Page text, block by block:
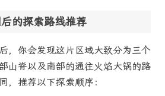
的探索路线推荐
，你会发现这片区域大致分为三个
山脊以及南部的通往火焰大锅的路
，推荐以下探索顺序：